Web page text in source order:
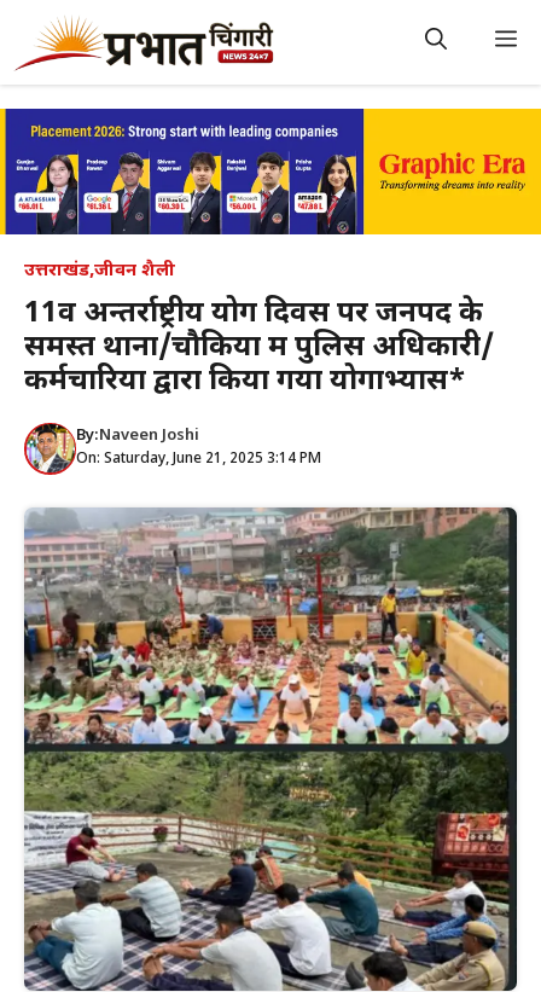
content
उत्तराखंड,जीवन शैली
11वें अन्तर्राष्ट्रीय योग दिवस पर जनपद के
समस्त थाना/चौकियों में पुलिस अधिकारी/
कर्मचारियों द्वारा किया गया योगाभ्यास*
By:Naveen Joshi
On: Saturday, June 21, 2025 3:14 PM